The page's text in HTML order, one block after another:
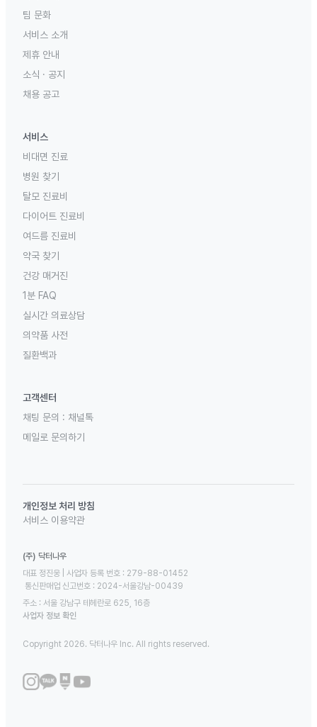
팀 문화
서비스 소개
제휴 안내
소식 · 공지
채용 공고
서비스
비대면 진료
병원 찾기
탈모 진료비
다이어트 진료비
여드름 진료비
약국 찾기
건강 매거진
1분 FAQ
실시간 의료상담
의약품 사전
질환백과
고객센터
채팅 문의 : 채널톡
메일로 문의하기
개인정보 처리 방침
서비스 이용약관
(주) 닥터나우
대표 정진웅 | 사업자 등록 번호 : 279-88-01452
통신판매업 신고번호 : 2024-서울강남-00439
주소 : 서울 강남구 테헤란로 625, 16층
사업자 정보 확인
Copyright 2026. 닥터나우 Inc. All rights reserved.